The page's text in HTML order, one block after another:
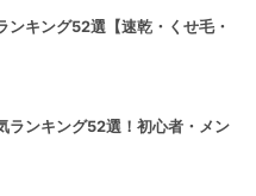
ンキング52選【速乾・くせ毛・
ランキング52選！初心者・メン